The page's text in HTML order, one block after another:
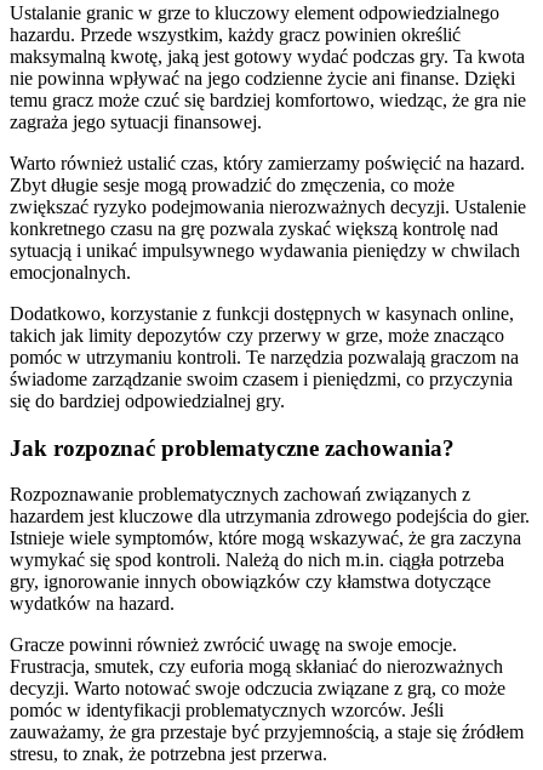
Ustalanie granic w grze to kluczowy element odpowiedzialnego
hazardu. Przede wszystkim, każdy gracz powinien określić
maksymalną kwotę, jaką jest gotowy wydać podczas gry. Ta kwota
nie powinna wpływać na jego codzienne życie ani finanse. Dzięki
temu gracz może czuć się bardziej komfortowo, wiedząc, że gra nie
zagraża jego sytuacji finansowej.
Warto również ustalić czas, który zamierzamy poświęcić na hazard.
Zbyt długie sesje mogą prowadzić do zmęczenia, co może
zwiększać ryzyko podejmowania nierozważnych decyzji. Ustalenie
konkretnego czasu na grę pozwala zyskać większą kontrolę nad
sytuacją i unikać impulsywnego wydawania pieniędzy w chwilach
emocjonalnych.
Dodatkowo, korzystanie z funkcji dostępnych w kasynach online,
takich jak limity depozytów czy przerwy w grze, może znacząco
pomóc w utrzymaniu kontroli. Te narzędzia pozwalają graczom na
świadome zarządzanie swoim czasem i pieniędzmi, co przyczynia
się do bardziej odpowiedzialnej gry.
Jak rozpoznać problematyczne zachowania?
Rozpoznawanie problematycznych zachowań związanych z
hazardem jest kluczowe dla utrzymania zdrowego podejścia do gier.
Istnieje wiele symptomów, które mogą wskazywać, że gra zaczyna
wymykać się spod kontroli. Należą do nich m.in. ciągła potrzeba
gry, ignorowanie innych obowiązków czy kłamstwa dotyczące
wydatków na hazard.
Gracze powinni również zwrócić uwagę na swoje emocje.
Frustracja, smutek, czy euforia mogą skłaniać do nierozważnych
decyzji. Warto notować swoje odczucia związane z grą, co może
pomóc w identyfikacji problematycznych wzorców. Jeśli
zauważamy, że gra przestaje być przyjemnością, a staje się źródłem
stresu, to znak, że potrzebna jest przerwa.